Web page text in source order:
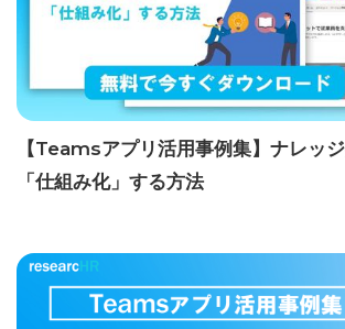
【Teamsアプリ活用事例集】ナレッ
「仕組み化」する方法